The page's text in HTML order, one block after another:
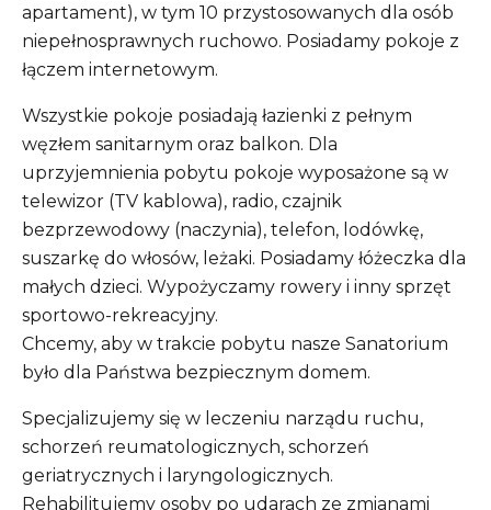
apartament), w tym 10 przystosowanych dla osób
niepełnosprawnych ruchowo. Posiadamy pokoje z
łączem internetowym.
Wszystkie pokoje posiadają łazienki z pełnym
węzłem sanitarnym oraz balkon. Dla
uprzyjemnienia pobytu pokoje wyposażone są w
telewizor (TV kablowa), radio, czajnik
bezprzewodowy (naczynia), telefon, lodówkę,
suszarkę do włosów, leżaki. Posiadamy łóżeczka dla
małych dzieci. Wypożyczamy rowery i inny sprzęt
sportowo-rekreacyjny.
Chcemy, aby w trakcie pobytu nasze Sanatorium
było dla Państwa bezpiecznym domem.
Specjalizujemy się w leczeniu narządu ruchu,
schorzeń reumatologicznych, schorzeń
geriatrycznych i laryngologicznych.
Rehabilitujemy osoby po udarach ze zmianami